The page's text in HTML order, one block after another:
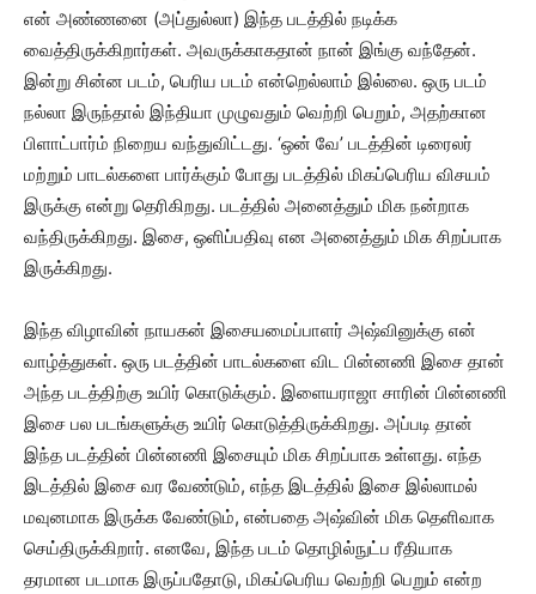
என் அண்ணனை (அப்துல்லா) இந்த படத்தில் நடிக்க
வைத்திருக்கிறார்கள். அவருக்காகதான் நான் இங்கு வந்தேன்.
இன்று சின்ன படம், பெரிய படம் என்றெல்லாம் இல்லை. ஒரு படம்
நல்லா இருந்தால் இந்தியா முழுவதும் வெற்றி பெறும், அதற்கான
பிளாட்பார்ம் நிறைய வந்துவிட்டது. ‘ஒன் வே’ படத்தின் டிரைலர்
மற்றும் பாடல்களை பார்க்கும் போது படத்தில் மிகப்பெரிய விசயம்
இருக்கு என்று தெரிகிறது. படத்தில் அனைத்தும் மிக நன்றாக
வந்திருக்கிறது. இசை, ஒளிப்பதிவு என அனைத்தும் மிக சிறப்பாக
இருக்கிறது.
இந்த விழாவின் நாயகன் இசையமைப்பாளர் அஷ்வினுக்கு என்
வாழ்த்துகள். ஒரு படத்தின் பாடல்களை விட பின்னணி இசை தான்
அந்த படத்திற்கு உயிர் கொடுக்கும். இளையராஜா சாரின் பின்னணி
இசை பல படங்களுக்கு உயிர் கொடுத்திருக்கிறது. அப்படி தான்
இந்த படத்தின் பின்னணி இசையும் மிக சிறப்பாக உள்ளது. எந்த
இடத்தில் இசை வர வேண்டும், எந்த இடத்தில் இசை இல்லாமல்
மவுனமாக இருக்க வேண்டும், என்பதை அஷ்வின் மிக தெளிவாக
செய்திருக்கிறார். எனவே, இந்த படம் தொழில்நுட்ப ரீதியாக
தரமான படமாக இருப்பதோடு, மிகப்பெரிய வெற்றி பெறும் என்ற